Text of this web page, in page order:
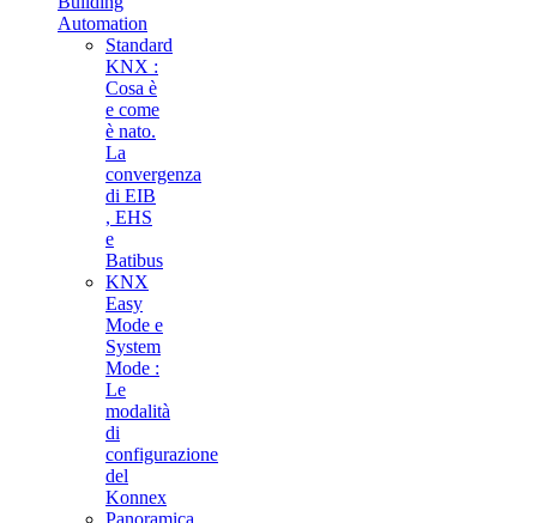
Automation
Standard
KNX :
Cosa è
e come
è nato.
La
convergenza
di EIB
, EHS
e
Batibus
KNX
Easy
Mode e
System
Mode :
Le
modalità
di
configurazione
del
Konnex